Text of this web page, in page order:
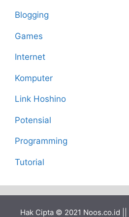
Blogging
Games
Internet
Komputer
Link Hoshino
Potensial
Programming
Tutorial
Hak Cipta © 2021 Noos.co.id